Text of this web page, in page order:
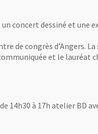
concert dessiné et une
de congrès d’Angers.
et le lauréat
14h30 à 17h atelier BD